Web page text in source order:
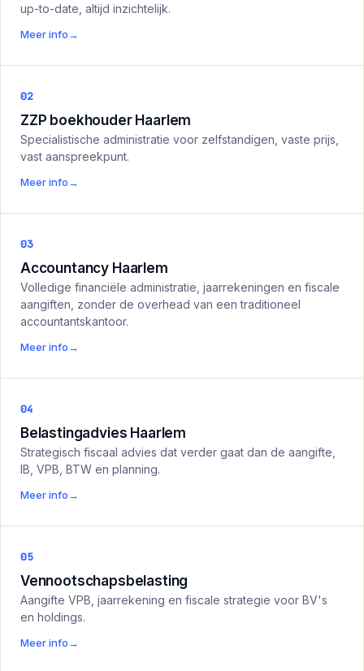
up-to-date, altijd inzichtelijk.
Meer info→
02
ZZP boekhouder Haarlem
Specialistische administratie voor zelfstandigen, vaste prijs,
vast aanspreekpunt.
Meer info→
03
Accountancy Haarlem
Volledige financiële administratie, jaarrekeningen en fiscale
aangiften, zonder de overhead van een traditioneel
accountantskantoor.
Meer info→
04
Belastingadvies Haarlem
Strategisch fiscaal advies dat verder gaat dan de aangifte,
IB, VPB, BTW en planning.
Meer info→
05
Vennootschapsbelasting
Aangifte VPB, jaarrekening en fiscale strategie voor BV's
en holdings.
Meer info→